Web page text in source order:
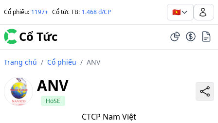
Cổ phiếu: 1197+ Cổ tức TB: 1.468 đ/CP 🇻🇳
Cổ Tức
Trang chủ / Cổ phiếu / ANV
ANV
HoSE
CTCP Nam Việt